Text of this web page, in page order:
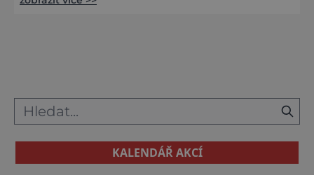
a propagace filmu Šmoulové, když město
dos
KALENDÁŘ AKCÍ